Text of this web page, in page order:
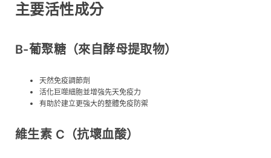
主要活性成分
Β-葡聚糖（來自酵母提取物）
天然免疫調節劑
活化巨噬細胞並增強先天免疫力
有助於建立更強大的整體免疫防禦
維生素 C（抗壞血酸）